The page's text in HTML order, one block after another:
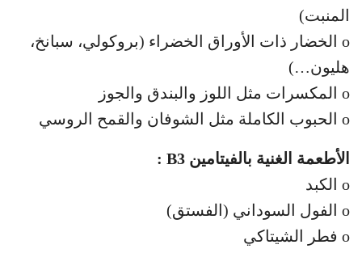
المنبت)
o الخضار ذات الأوراق الخضراء (بروكولي، سبانخ،
هليون…)
o المكسرات مثل اللوز والبندق والجوز
o الحبوب الكاملة مثل الشوفان والقمح الروسي
الأطعمة الغنية بالفيتامين B3 :
o الكبد
o الفول السوداني (الفستق)
o فطر الشيتاكي